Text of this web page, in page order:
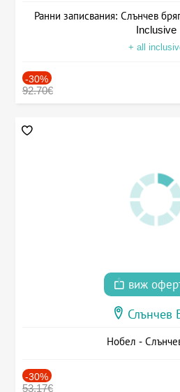
Ранни записвания: Слънчев
Inclusive
+ all
-30%
92.70€
виж
Слънчев
Нобел -
-30%
53.17€